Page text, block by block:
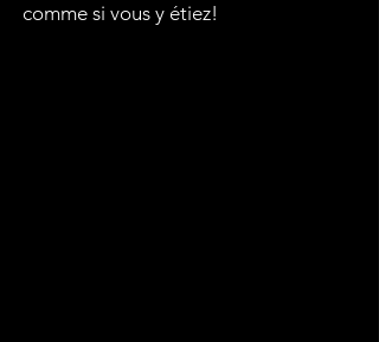
comme si vous y étiez!